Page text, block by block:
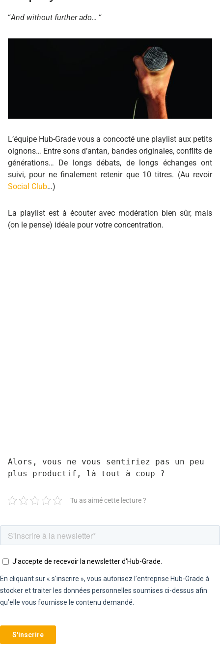
“And without further ado… “
L’équipe Hub-Grade vous a concocté une playlist aux petits
oignons… Entre sons d’antan, bandes originales, conflits de
générations… De longs débats, de longs échanges ont
suivi, pour ne finalement retenir que 10 titres. (Au revoir
Social Club…)
La playlist est à écouter avec modération bien sûr, mais
(on le pense) idéale pour votre concentration.
Alors, vous ne vous sentiriez pas un peu
plus productif, là tout à coup ?
Tu as aimé cette lecture ?